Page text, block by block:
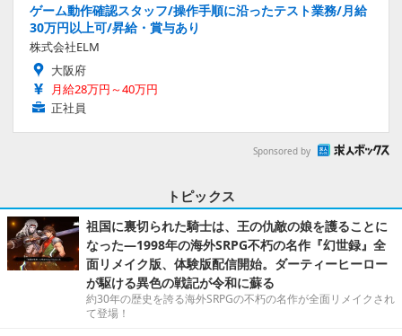
ゲーム動作確認スタッフ/操作手順に沿ったテスト業務/月給
30万円以上可/昇給・賞与あり
株式会社ELM
大阪府
月給28万円～40万円
正社員
Sponsored by
トピックス
祖国に裏切られた騎士は、王の仇敵の娘を護ることに
なった―1998年の海外SRPG不朽の名作『幻世録』全
面リメイク版、体験版配信開始。ダーティーヒーロー
が駆ける異色の戦記が令和に蘇る
約30年の歴史を誇る海外SRPGの不朽の名作が全面リメイクされ
て登場！